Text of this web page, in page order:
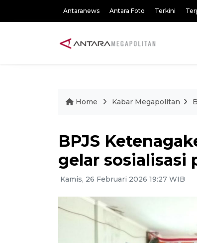
Antaranews Antara Foto Terkini
Home Kabar Megapolitan
BPJS
gelar sosialisasi
Kamis, 26 Februari 2026 19:27 WIB